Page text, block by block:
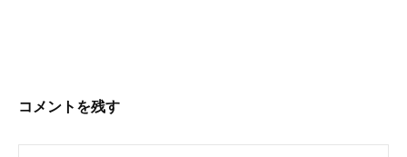
ゲ
ー
コメントを残す